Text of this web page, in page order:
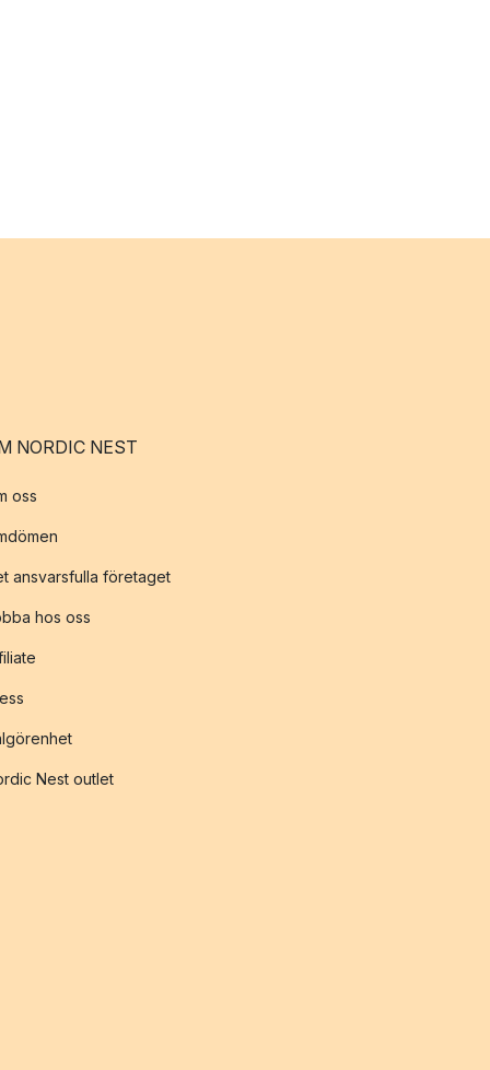
NORDIC NEST
oss
ansvarsfulla företaget
hos oss
Nest outlet